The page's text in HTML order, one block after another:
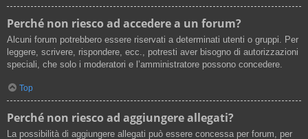
Perché non riesco ad accedere a un forum?
Alcuni forum potrebbero essere riservati a determinati utenti o gruppi. Per
leggere, scrivere, rispondere, ecc., potresti aver bisogno di autorizzazioni
speciali, che solo i moderatori e l’amministratore possono concedere.
Top
Perché non riesco ad aggiungere allegati?
La possibilità di aggiungere allegati può essere concessa per forum, per